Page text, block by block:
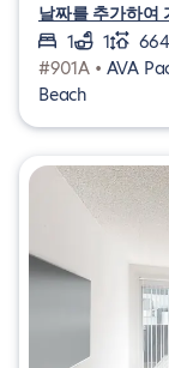
날짜를 추가하여
1
1
#901A • AVA
Beach